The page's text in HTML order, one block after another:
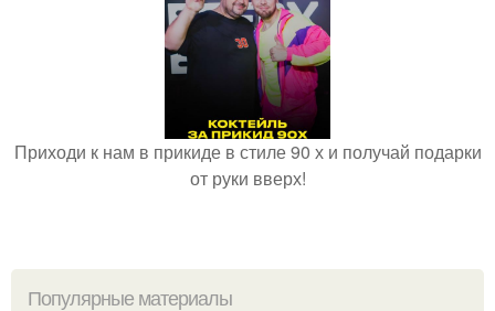
Приходи к нам в прикиде в стиле 90 х и получай подарки
от руки вверх!
Популярные материалы